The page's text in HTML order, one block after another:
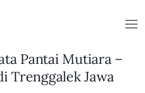
Pantai Mutiara –
Trenggalek Jawa